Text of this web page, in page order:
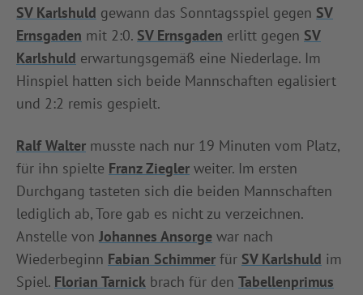
AUSBILDUNG & FÖRDERUNG
DER VERBAND
INFOTHEK
SV Karlshuld gewann das Sonntagsspiel gegen SV
Ernsgaden mit 2:0. SV Ernsgaden erlitt gegen SV
Karlshuld erwartungsgemäß eine Niederlage. Im
Hinspiel hatten sich beide Mannschaften egalisiert
und 2:2 remis gespielt.
Ralf Walter musste nach nur 19 Minuten vom Platz,
für ihn spielte Franz Ziegler weiter. Im ersten
Durchgang tasteten sich die beiden Mannschaften
lediglich ab, Tore gab es nicht zu verzeichnen.
Anstelle von Johannes Ansorge war nach
Wiederbeginn Fabian Schimmer für SV Karlshuld im
Spiel. Florian Tarnick brach für den Tabellenprimus